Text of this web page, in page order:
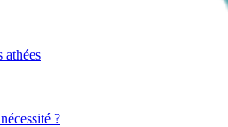
athées
?